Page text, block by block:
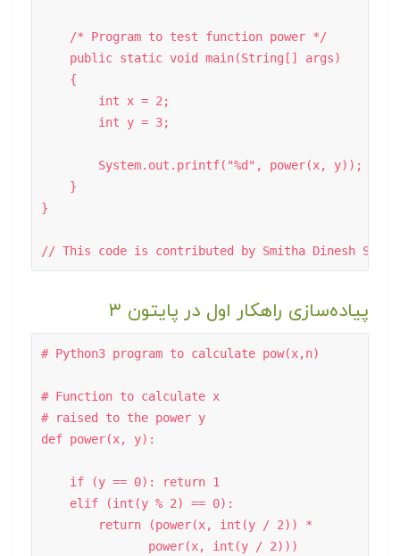
    /* Program to test function power */
    public static void main(String[] args)
    {
        int x = 2;
        int y = 3;
        System.out.printf("%d", power(x, y));
    }
}
// This code is contributed by Smitha Dinesh
پیاده‌سازی راهکار اول در پایتون ۳
# Python3 program to calculate pow(x,n)
# Function to calculate x
# raised to the power y
def power(x, y):
    if (y == 0): return 1
    elif (int(y % 2) == 0):
        return (power(x, int(y / 2)) *
               power(x, int(y / 2)))